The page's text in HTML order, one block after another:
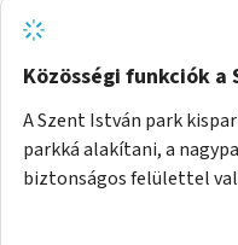
Közösségi funkciók
A Szent István park
parkká alakítani, a
biztonságos felülettel